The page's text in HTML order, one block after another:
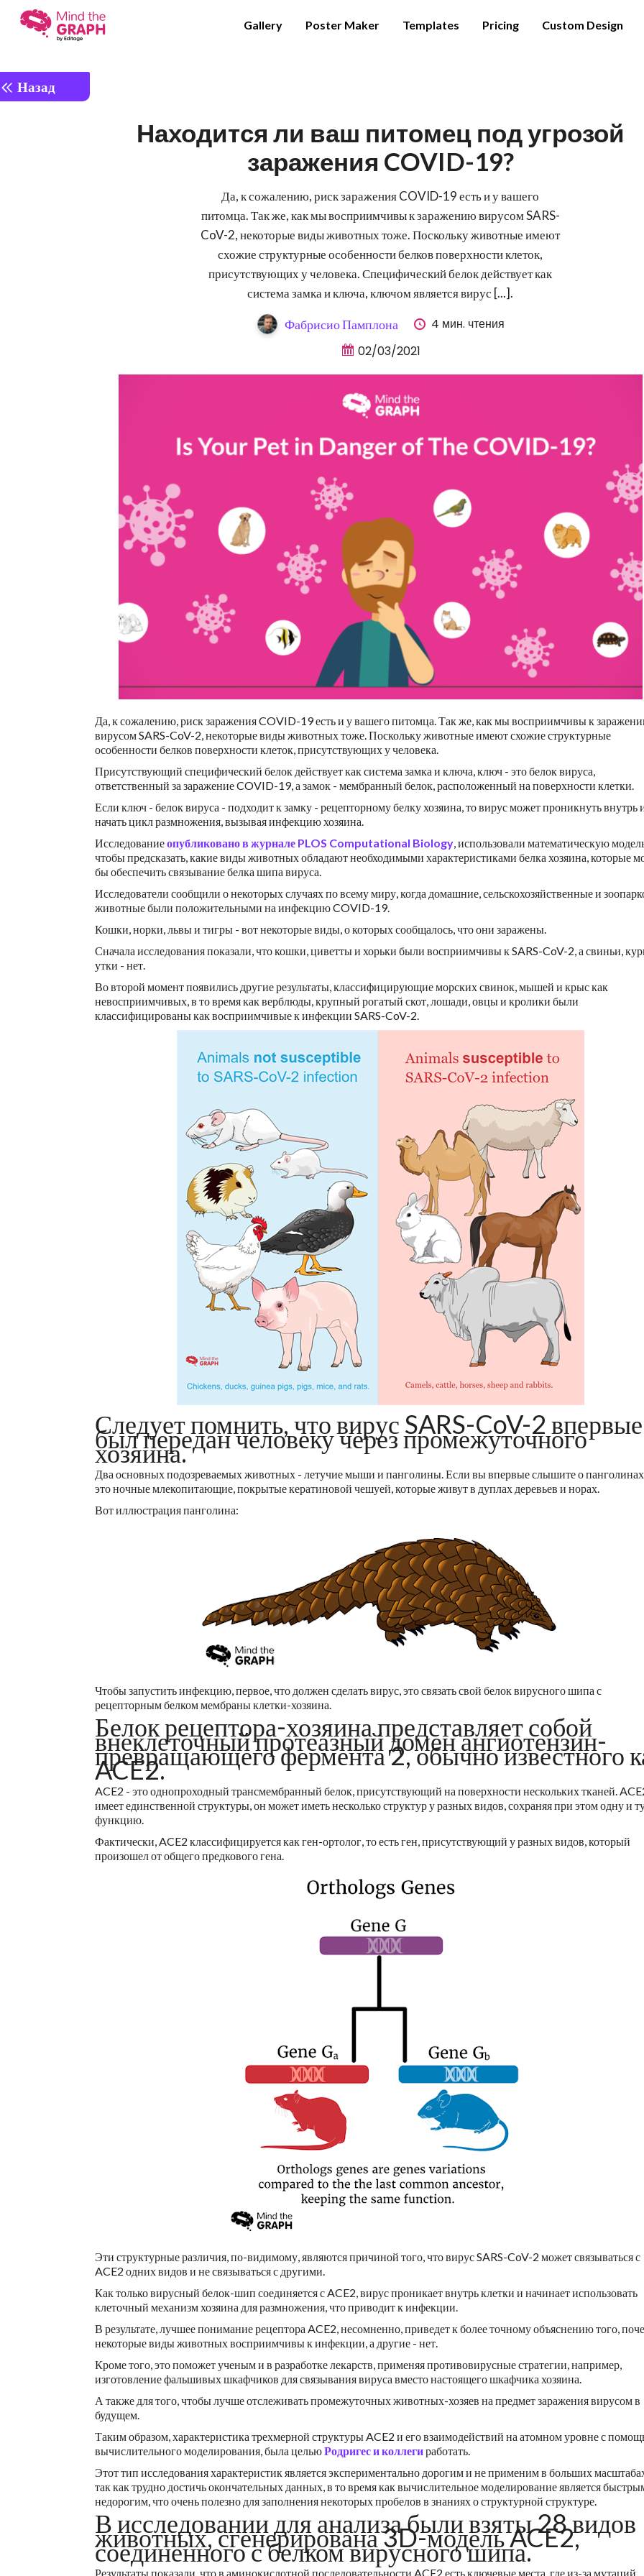
Gallery Poster Maker Templates Pricing Custom Design
Назад
Находится ли ваш питомец под угрозой
заражения COVID-19?
Да, к сожалению, риск заражения COVID-19 есть и у вашего
питомца. Так же, как мы восприимчивы к заражению вирусом SARS-
CoV-2, некоторые виды животных тоже. Поскольку животные имеют
схожие структурные особенности белков поверхности клеток,
присутствующих у человека. Специфический белок действует как
система замка и ключа, ключом является вирус [...].
Фабрисио Памплона
4 мин. чтения
02/03/2021
Да, к сожалению, риск заражения COVID-19 есть и у вашего питомца. Так же, как мы восприимчивы к
вирусом SARS-CoV-2, некоторые виды животных тоже. Поскольку животные имеют схожие структурные
особенности белков поверхности клеток, присутствующих у человека.
Присутствующий специфический белок действует как система замка и ключа, ключ - это белок вируса,
ответственный за заражение COVID-19, а замок - мембранный белок, расположенный на поверхности клетки.
Если ключ - белок вируса - подходит к замку - рецепторному белку хозяина, то вирус может проникнуть внутрь
начать цикл размножения, вызывая инфекцию хозяина.
Исследованиеопубликовано в журнале PLOS Computational Biology, использовали математическую
чтобы предсказать, какие виды животных обладают необходимыми характеристиками белка хозяина, которые
бы обеспечить связывание белка шипа вируса.
Исследователи сообщили о некоторых случаях по всему миру, когда домашние, сельскохозяйственные и
животные были положительными на инфекцию COVID-19.
Кошки, норки, львы и тигры - вот некоторые виды, о которых сообщалось, что они заражены.
Сначала исследования показали, что кошки, циветты и хорьки были восприимчивы к SARS-CoV-2, а свиньи,
утки - нет.
Во второй момент появились другие результаты, классифицирующие морских свинок, мышей и крыс как
невосприимчивых, в то время как верблюды, крупный рогатый скот, лошади, овцы и кролики были
классифицированы как восприимчивые к инфекции SARS-CoV-2.
Следует помнить, что вирус SARS-CoV-2 впервые
был передан человеку через промежуточного
хозяина.
Два основных подозреваемых животных - летучие мыши и панголины. Если вы впервые слышите о
это ночные млекопитающие, покрытые кератиновой чешуей, которые живут в дуплах деревьев и норах.
Вот иллюстрация панголина:
Чтобы запустить инфекцию, первое, что должен сделать вирус, это связать свой белок вирусного шипа с
рецепторным белком мембраны клетки-хозяина.
Белок рецептора-хозяина представляет собой
внеклеточный протеазный домен ангиотензин-
превращающего фермента 2, обычно известного
ACE2.
ACE2 - это однопроходный трансмембранный белок, присутствующий на поверхности нескольких тканей.
имеет единственной структуры, он может иметь несколько структур у разных видов, сохраняя при этом одну и
функцию.
Фактически, ACE2 классифицируется как ген-ортолог, то есть ген, присутствующий у разных видов, который
произошел от общего предкового гена.
Эти структурные различия, по-видимому, являются причиной того, что вирус SARS-CoV-2 может связываться с
ACE2 одних видов и не связываться с другими.
Как только вирусный белок-шип соединяется с ACE2, вирус проникает внутрь клетки и начинает использовать
клеточный механизм хозяина для размножения, что приводит к инфекции.
В результате, лучшее понимание рецептора ACE2, несомненно, приведет к более точному объяснению того,
некоторые виды животных восприимчивы к инфекции, а другие - нет.
Кроме того, это поможет ученым и в разработке лекарств, применяя противовирусные стратегии, например,
изготовление фальшивых шкафчиков для связывания вируса вместо настоящего шкафчика хозяина.
А также для того, чтобы лучше отслеживать промежуточных животных-хозяев на предмет заражения вирусом в
будущем.
Таким образом, характеристика трехмерной структуры ACE2 и его взаимодействий на атомном уровне с
вычислительного моделирования, была цельюРодригес и коллегиработать.
Этот тип исследования характеристик является экспериментально дорогим и не применим в больших
так как трудно достичь окончательных данных, в то время как вычислительное моделирование является
недорогим, что очень полезно для заполнения некоторых пробелов в знаниях о структурной структуре.
В исследовании для анализа были взяты 28 видов
животных, сгенерирована 3D-модель ACE2,
соединенного с белком вирусного шипа.
Результаты показали, что в аминокислотной последовательности ACE2 есть ключевые места, где из-за мутаций